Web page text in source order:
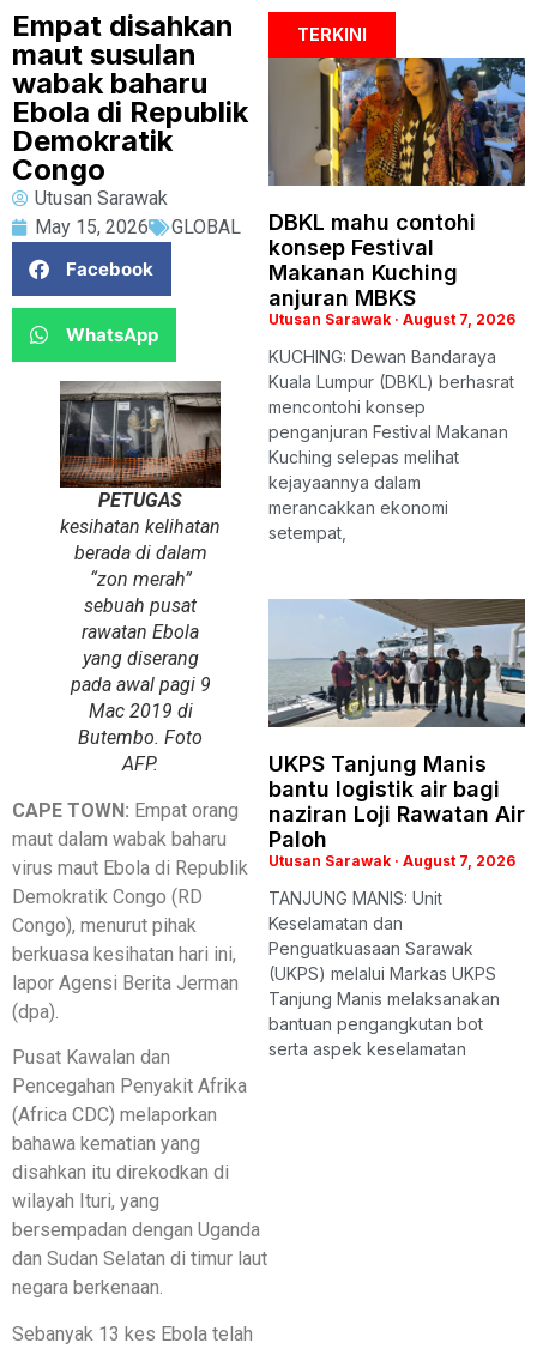
Empat disahkan
maut susulan
wabak baharu
Ebola di Republik
Demokratik
Congo
Utusan Sarawak
May 15, 2026
GLOBAL
Facebook
WhatsApp
PETUGAS
kesihatan kelihatan
berada di dalam
“zon merah”
sebuah pusat
rawatan Ebola
yang diserang
pada awal pagi 9
Mac 2019 di
Butembo. Foto
AFP.
CAPE TOWN: Empat orang
maut dalam wabak baharu
virus maut Ebola di Republik
Demokratik Congo (RD
Congo), menurut pihak
berkuasa kesihatan hari ini,
lapor Agensi Berita Jerman
(dpa).
Pusat Kawalan dan
Pencegahan Penyakit Afrika
(Africa CDC) melaporkan
bahawa kematian yang
disahkan itu direkodkan di
wilayah Ituri, yang
bersempadan dengan Uganda
dan Sudan Selatan di timur laut
negara berkenaan.
Sebanyak 13 kes Ebola telah
TERKINI
DBKL mahu contohi
konsep Festival
Makanan Kuching
anjuran MBKS
Utusan Sarawak August 7, 2026
KUCHING: Dewan Bandaraya
Kuala Lumpur (DBKL) berhasrat
mencontohi konsep
penganjuran Festival Makanan
Kuching selepas melihat
kejayaannya dalam
merancakkan ekonomi
setempat,
UKPS Tanjung Manis
bantu logistik air bagi
naziran Loji Rawatan Air
Paloh
Utusan Sarawak August 7, 2026
TANJUNG MANIS: Unit
Keselamatan dan
Penguatkuasaan Sarawak
(UKPS) melalui Markas UKPS
Tanjung Manis melaksanakan
bantuan pengangkutan bot
serta aspek keselamatan